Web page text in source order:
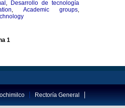
Desarrollo de tecnología
Academic groups
1
Rectoría General